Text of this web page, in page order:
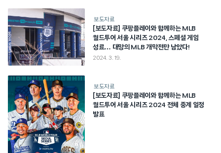
보도자료
[보도자료] 쿠팡플레이와 함께하는 MLB
월드투어 서울 시리즈 2024, 스페셜 게임
성료… 대망의 MLB 개막전만 남았다!
2024. 3. 19.
보도자료
[보도자료] 쿠팡플레이와 함께하는 MLB
월드투어 서울 시리즈 2024 전체 중계 일정
발표